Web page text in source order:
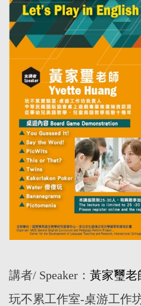
講者/ Speaker： 黃家璽老
玩不累工作室-桌游工作